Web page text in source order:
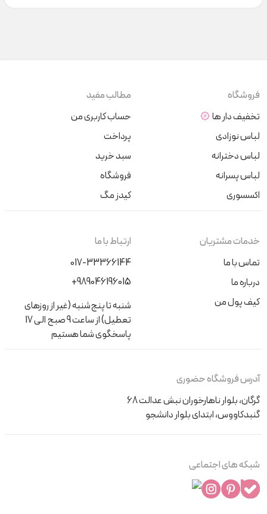
فروشگاه
تخفیف دار ها
لباس نوزادی
لباس دخترانه
لباس پسرانه
اکسسوری
مطالب مفید
حساب کاربری من
پرداخت
سبد خرید
فروشگاه
کیدز مگ
خدمات مشتریان
تماس با ما
درباره ما
کیف پول من
ارتباط با ما
017-33366144
+989046196015
شنبه تا پنج‌شنبه (غیر از روزهای
تعطیل) از ساعت 9 صبح الی 17
پاسخگوی شما هستیم
آدرس فروشگاه حضوری
گرگان، بلوار ناهارخوران نبش عدالت 68
گنبدکاووس، ابتدای بلوار دانشجو
شبکه های اجتماعی